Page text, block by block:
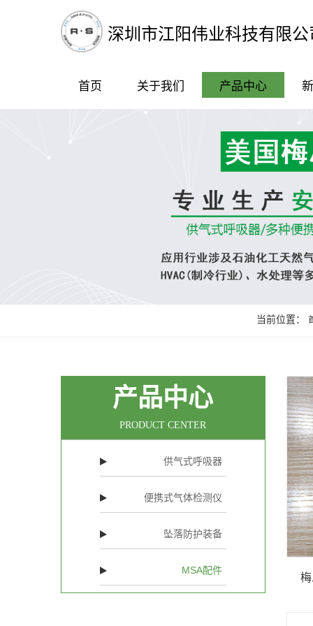
深圳市江阳伟业科技有限公
首页 关于我们 产品中心
当前位置：
产品中心
PRODUCT CENTER
供气式呼吸器
便携式气体检测仪
坠落防护装备
MSA配件